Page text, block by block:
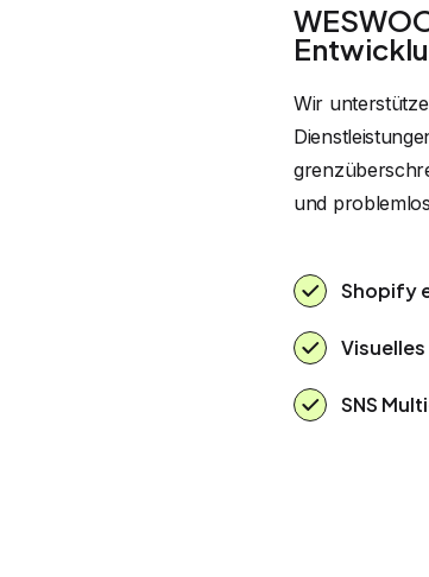
Wir
und
Shopify
SNS